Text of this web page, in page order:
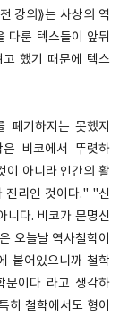
강의⟫는 사상의 역
다룬 텍스들이 앞뒤
했기 때문에 텍스
폐기하지는 못했지
비코에서 뚜렷하
이 아니라 인간의 활
진리인 것이다." "신
니다. 비코가 문명신
오늘날 역사철학이
붙어있으니까 철학
문이다 라고 생각하
히 철학에서도 형이